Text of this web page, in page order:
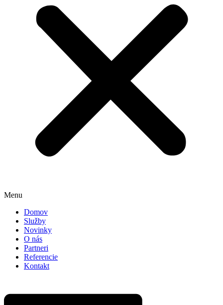
Menu
Domov
Služby
Novinky
O nás
Partneri
Referencie
Kontakt